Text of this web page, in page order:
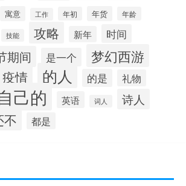
寓意 工作 年初 年货 年龄
技能 攻略 新年 时间
期间 是一个 梦幻西游
疫情 的人 的是 礼物
己的 英语 词人 诗人
不 都是